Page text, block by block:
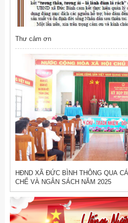
Thư cảm ơn
HĐND XÃ ĐỨC BÌNH THÔNG QUA
CHẾ VÀ NGÂN SÁCH NĂM 2025